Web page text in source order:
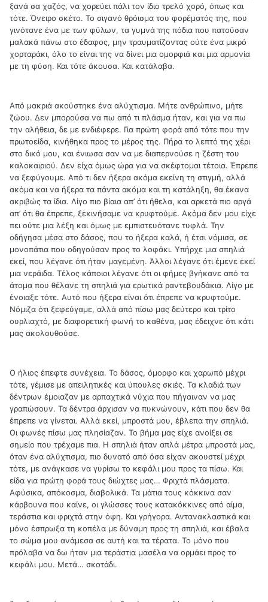
ξανά σα χαζός, να χορεύει πάλι τον ίδιο τρελό χορό, όπως και
τότε. Όνειρο σκέτο. Το σιγανό θρόισμα του φορέματός της, που
γινότανε ένα με των φύλων, τα γυμνά της πόδια που πατούσαν
μαλακά πάνω στο έδαφος, μην τραυματίζοντας ούτε ένα μικρό
χορταράκι, όλο το είναι της να δίνει μια ομορφιά και μια αρμονία
με τη φύση. Και τότε άκουσα. Και κατάλαβα.
Από μακριά ακούστηκε ένα αλύχτισμα. Μήτε ανθρώπινο, μήτε
ζώου. Δεν μπορούσα να πω από τι πλάσμα ήταν, και για να πω
την αλήθεια, δε με ενδιέφερε. Για πρώτη φορά από τότε που την
πρωτοείδα, κινήθηκα προς το μέρος της. Πήρα το λεπτό της χέρι
στο δικό μου, και ένιωσα σαν να με διαπερνούσε η ζέστη του
καλοκαιριού. Δεν είχα όμως ώρα για να σκέφτομαι τέτοια. Έπρεπε
να ξεφύγουμε. Από τι δεν ήξερα ακόμα εκείνη τη στιγμή, αλλά
ακόμα και να ήξερα τα πάντα ακόμα και τη κατάληξη, θα έκανα
ακριβώς τα ίδια. Λίγο πιο βίαια απ’ ότι ήθελα, και αρκετά πιο αργά
απ’ ότι θα έπρεπε, ξεκινήσαμε να κρυφτούμε. Ακόμα δεν μου είχε
πει ούτε μια λέξη και όμως με εμπιστευότανε τυφλά. Την
οδήγησα μέσα στο δάσος, που το ήξερα καλά, ή έτσι νόμισα, σε
μονοπάτια που οδηγούσαν προς το λοφάκι. Υπήρχε μια σπηλιά
εκεί, που λέγανε ότι ήταν μαγεμένη. Άλλοι λέγανε ότι έμενε εκεί
μια νεράιδα. Τέλος κάποιοι λέγανε ότι οι φήμες βγήκανε από τα
άτομα που θέλανε τη σπηλιά για ερωτικά ραντεβουδάκια. Λίγο με
ένοιαξε τότε. Αυτό που ήξερα είναι ότι έπρεπε να κρυφτούμε.
Νόμιζα ότι ξεφεύγαμε, αλλά από πίσω μας δεύτερο και τρίτο
ουρλιαχτό, με διαφορετική φωνή το καθένα, μας έδειχνε ότι κάτι
μας ακολουθούσε.
Ο ήλιος έπεφτε συνέχεια. Το δάσος, όμορφο και χαρωπό μέχρι
τότε, γέμισε με απειλητικές και ύπουλες σκιές. Τα κλαδιά των
δέντρων έμοιαζαν με αρπαχτικά νύχια που πήγαιναν να μας
γραπώσουν. Τα δέντρα άρχισαν να πυκνώνουν, κάτι που δεν θα
έπρεπε να γίνεται. Αλλά εκεί, μπροστά μου, έβλεπα την σπηλιά.
Οι φωνές πίσω μας πλησίαζαν. Το βήμα μας είχε ανοίξει σε
σημείο που τρέχαμε πια. Η σπηλιά ήταν απλά μέτρα μπροστά μας,
όταν ένα αλύχτισμα, πιο δυνατό από όσα είχαν ακουστεί μέχρι
τότε, με ανάγκασε να γυρίσω το κεφάλι μου προς τα πίσω. Και
είδα για πρώτη φορά τους διώχτες μας… Φριχτά πλάσματα.
Αφύσικα, απόκοσμα, διαβολικά. Τα μάτια τους κόκκινα σαν
κάρβουνα που καίνε, οι γλώσσες τους κατακόκκινες από αίμα,
τεράστια και φριχτά στην όψη. Και γρήγορα. Αντανακλαστικά και
μόνο έσπρωξα τη κοπέλα με δύναμη προς τη σπηλιά, και έβαλα
το σώμα μου ανάμεσα σε αυτή και τα τέρατα. Το μόνο που
πρόλαβα να δω ήταν μια τεράστια μασέλα να ορμάει προς το
κεφάλι μου. Μετά… σκοτάδι.